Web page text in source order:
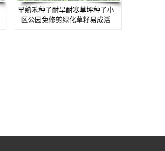
早熟禾种子耐旱耐寒草坪种子小
区公园免修剪绿化草籽易成活